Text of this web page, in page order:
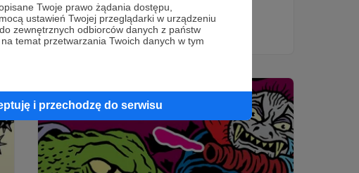
Twoje prawo żądania dostępu,
ustawień Twojej przeglądarki w urządzeniu
zewnętrznych odbiorców danych z państw
temat przetwarzania Twoich danych w tym
i przechodzę do serwisu
tmnt żółwie ninja cudley